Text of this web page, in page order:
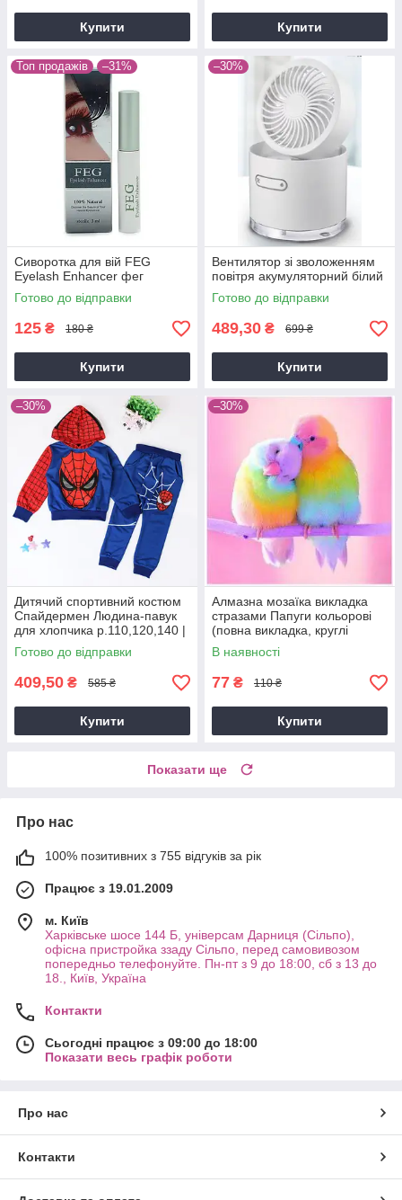
Купити Купити
Топ продажів –31%
Сиворотка для вій FEG
Eyelash Enhancer фег
Готово до відправки
125 ₴ 180 ₴
Купити
–30%
Вентилятор зі зволоженням
повітря акумуляторний білий
Готово до відправки
489,30 ₴ 699 ₴
Купити
–30%
Дитячий спортивний костюм
Спайдермен Людина-павук
для хлопчика р.110,120,140 |
Костюм Marvel Spiderman
Готово до відправки
409,50 ₴ 585 ₴
Купити
–30%
Алмазна мозаїка викладка
стразами Папуги кольорові
(повна викладка, круглі
стрази) 20*20 см
В наявності
77 ₴ 110 ₴
Купити
Показати ще
Про нас
100% позитивних з 755 відгуків за рік
Працює з 19.01.2009
м. Київ
Харківське шосе 144 Б, універсам Дарниця (Сільпо),
офісна пристройка ззаду Сільпо, перед самовивозом
попередньо телефонуйте. Пн-пт з 9 до 18:00, сб з 13 до
18., Київ, Україна
Контакти
Сьогодні працює з 09:00 до 18:00
Показати весь графік роботи
Про нас
Контакти